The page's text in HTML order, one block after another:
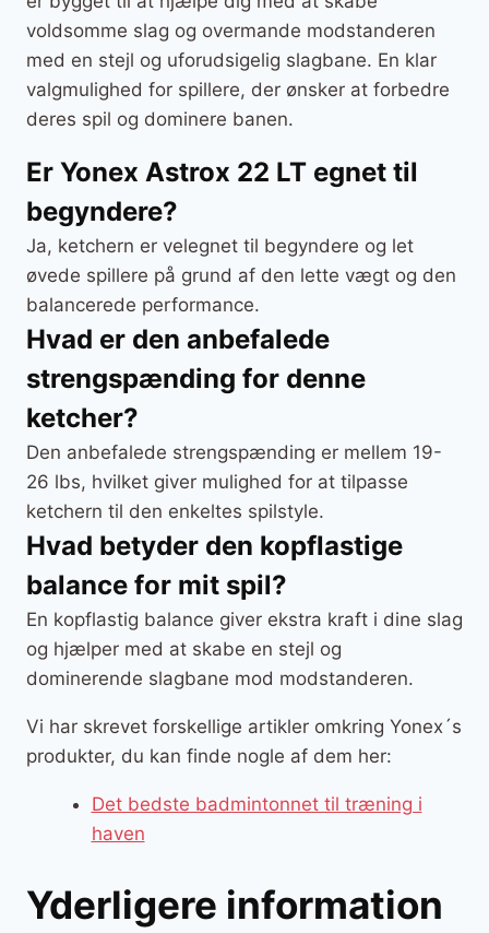
voldsomme slag og overmande modstanderen
med en stejl og uforudsigelig slagbane. En klar
valgmulighed for spillere, der ønsker at forbedre
deres spil og dominere banen.
Er Yonex Astrox 22 LT egnet til
begyndere?
Ja, ketchern er velegnet til begyndere og let
øvede spillere på grund af den lette vægt og den
balancerede performance.
Hvad er den anbefalede
strengspænding for denne
ketcher?
Den anbefalede strengspænding er mellem 19-
26 lbs, hvilket giver mulighed for at tilpasse
ketchern til den enkeltes spilstyle.
Hvad betyder den kopflastige
balance for mit spil?
En kopflastig balance giver ekstra kraft i dine slag
og hjælper med at skabe en stejl og
dominerende slagbane mod modstanderen.
Vi har skrevet forskellige artikler omkring Yonex´s
produkter, du kan finde nogle af dem her:
Det bedste badmintonnet til træning i
haven
Yderligere information